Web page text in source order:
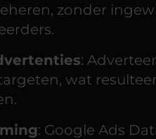
zonder
:
wat
: Google Ads